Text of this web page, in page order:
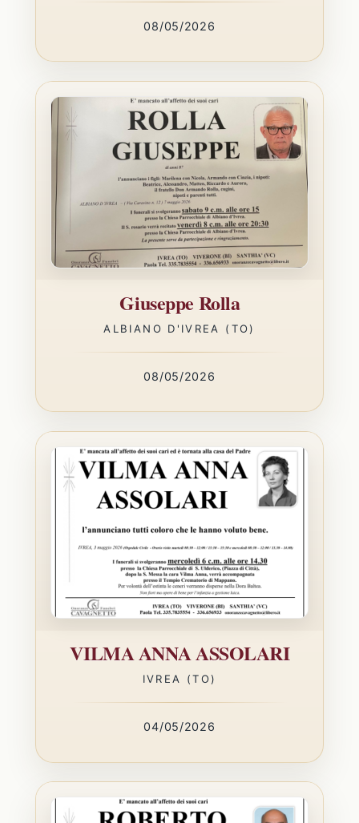
08/05/2026
Giuseppe Rolla
ALBIANO D'IVREA (TO)
08/05/2026
VILMA ANNA ASSOLARI
IVREA (TO)
04/05/2026